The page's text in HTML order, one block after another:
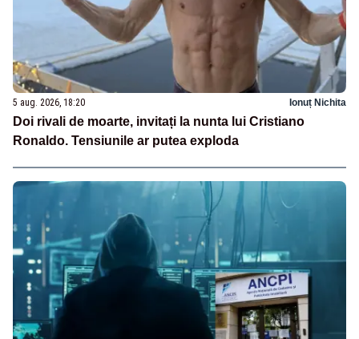
5 aug. 2026, 18:20 Ionuț Nichita
Doi rivali de moarte, invitați la nunta lui Cristiano
Ronaldo. Tensiunile ar putea exploda